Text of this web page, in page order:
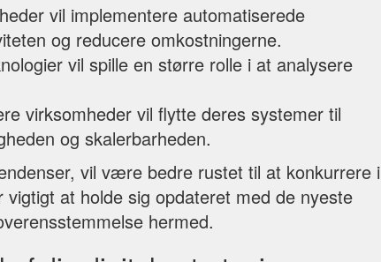
vil implementere automatiserede
og reducere omkostningerne.
vil spille en større rolle i at analysere
virksomheder vil flytte deres systemer til
og skalerbarheden.
vil være bedre rustet til at konkurrere i
at holde sig opdateret med de nyeste
hermed.